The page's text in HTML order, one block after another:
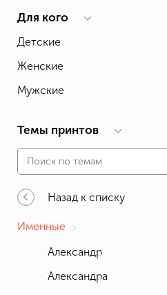
Девичник
Животные
Для кого
Детские
Женские
Мужские
Темы принтов
Назад к списку
Именные
Александр
Александра